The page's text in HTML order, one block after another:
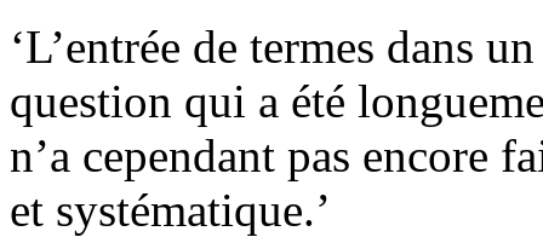
‘L’entrée de termes dans
question qui a été
n’a cependant pas encore
et systématique.’